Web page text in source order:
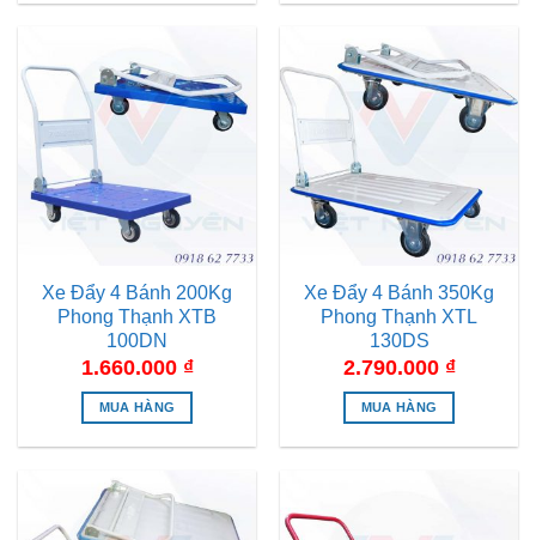
Xe Đẩy 4 Bánh 200Kg
Phong Thạnh XTB
100DN
1.660.000 ₫
MUA HÀNG
Xe Đẩy 4 Bánh 350Kg
Phong Thạnh XTL
130DS
2.790.000 ₫
MUA HÀNG